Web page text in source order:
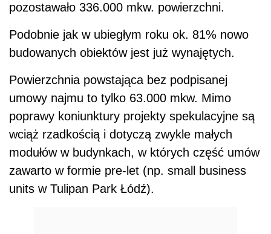
pozostawało 336.000 mkw. powierzchni.
Podobnie jak w ubiegłym roku ok. 81% nowo
budowanych obiektów jest już wynajętych.
Powierzchnia powstająca bez podpisanej
umowy najmu to tylko 63.000 mkw. Mimo
poprawy koniunktury projekty spekulacyjne są
wciąż rzadkością i dotyczą zwykle małych
modułów w budynkach, w których część umów
zawarto w formie pre-let (np. small business
units w Tulipan Park Łódź).